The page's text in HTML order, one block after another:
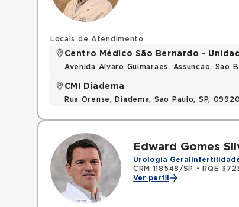
Locais de Atendimento
Centro Médico São Bernardo -
Avenida Alvaro Guimaraes, Assuncao, Sao
CMI Diadema
Rua Orense, Diadema, Sao Paulo, SP,
Edward Gomes
Urologia Geral
CRM 118548/SP
• RQE
Ver perfil